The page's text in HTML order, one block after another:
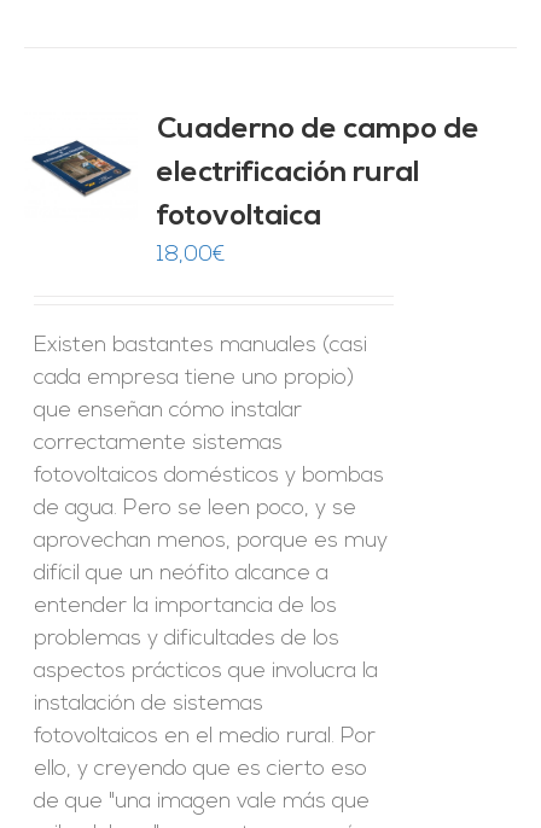
Cuaderno de campo de
electrificación rural
fotovoltaica
18,00€
Existen bastantes manuales (casi
cada empresa tiene uno propio)
que enseñan cómo instalar
correctamente sistemas
fotovoltaicos domésticos y bombas
de agua. Pero se leen poco, y se
aprovechan menos, porque es muy
difícil que un neófito alcance a
entender la importancia de los
problemas y dificultades de los
aspectos prácticos que involucra la
instalación de sistemas
fotovoltaicos en el medio rural. Por
ello, y creyendo que es cierto eso
de que "una imagen vale más que